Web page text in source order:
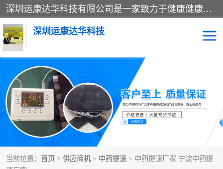
深圳运康达华科技有限公司是一家致力于健康健康产业的现代化企业，已经走过了15个春秋，开创了中医外用发展的新未来，是专业从事中医医疗仪器的研发、生产、销售、服务为一体的子公司，在医疗器械的设计、开发和生产方面率先引进国际先进技术和好的科技人员，先后开发出了场效应治疗仪、多功能治疗仪、颈椎治疗仪、腰椎治疗仪、增效垫等多个系列。
深圳运康达华科技
当前位置： 首页 > 供应商机 > 中药提速 > 中药提速厂家 宁波中药提
多功能治疗仪 中药提速
中低频治疗仪 脉冲治疗仪
**腺治疗仪